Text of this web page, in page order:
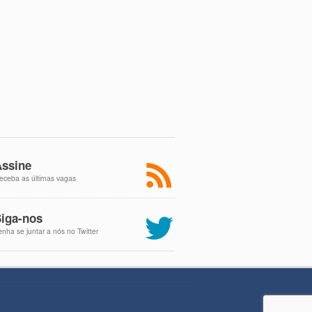
as últimas vagas
nos
se juntar a nós no Twitter